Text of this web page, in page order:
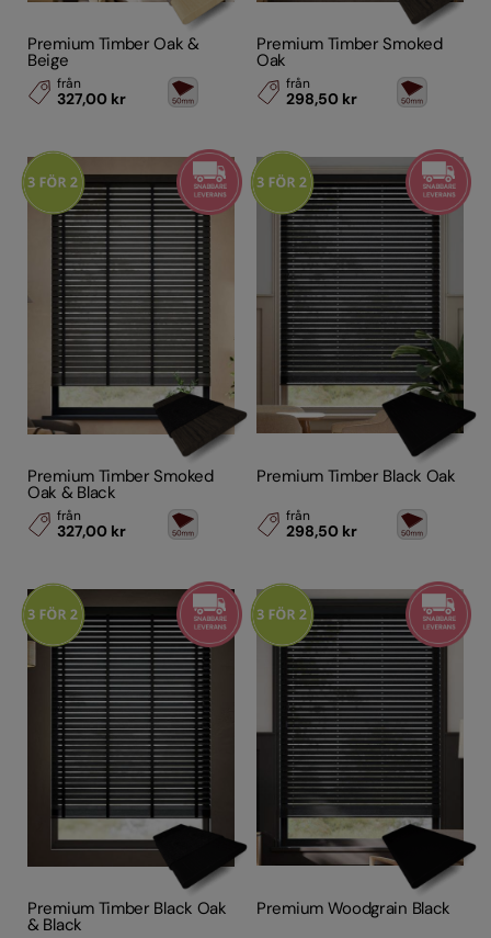
Premium Timber Oak &
Beige
från
327,00 kr
Premium Timber Smoked
Oak
från
298,50 kr
Premium Timber Smoked
Oak & Black
från
327,00 kr
Premium Timber Black Oak
från
298,50 kr
Premium Timber Black Oak
& Black
Premium Woodgrain Black